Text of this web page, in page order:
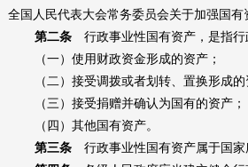
全国人民代表大会常务委员会关于加强国有
第二条
行政事业性国有资产，是指
（一）使用财政资金形成的资产；
（二）接受调拨或者划转、置换形成的
（三）接受捐赠并确认为国有的资产；
（四）其他国有资产。
第三条
行政事业性国有资产属于国